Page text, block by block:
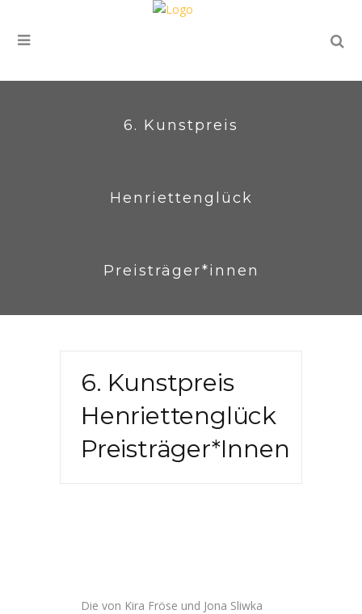
6. Kunstpreis
Henriettenglück
Preisträger*innen
6. Kunstpreis
Henriettenglück
Preisträger*innen
Die von Kira Fröse und Jona Sliwka